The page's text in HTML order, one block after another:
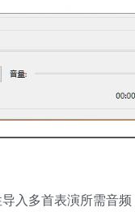
导入多首表演所需音